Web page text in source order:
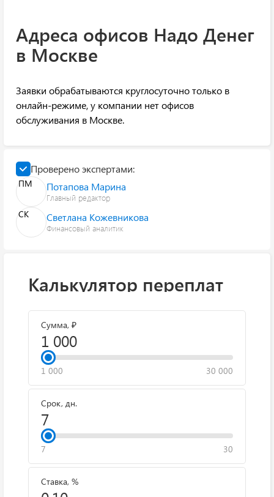
Адреса офисов Надо Денег
в Москве
Заявки обрабатываются круглосуточно только в
онлайн-режиме, у компании нет офисов
обслуживания в Москве.
Проверено экспертами:
ПМ Потапова Марина
Главный редактор
СК Светлана Кожевникова
Финансовый аналитик
Калькулятор переплат
Сумма, ₽
1 000 30 000
Срок, дн.
7 30
Ставка, %